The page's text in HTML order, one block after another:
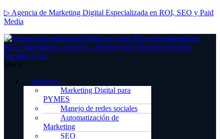
▷ Agencia de Marketing Digital Especializada en ROI, SEO y Paid
Media
Menu
Servicios
Marketing Digital para
PYMES
Manejo de redes sociales
Automatización de
Marketing
SEO